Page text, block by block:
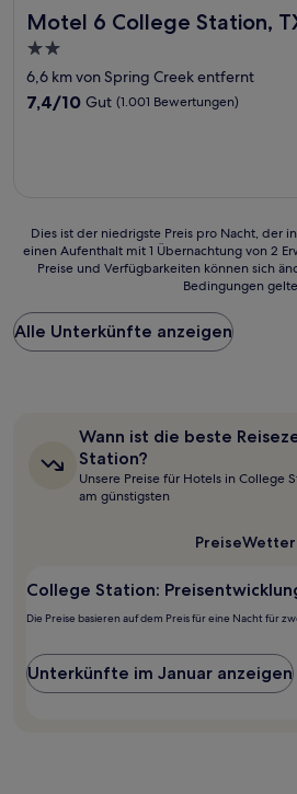
Motel 6 College Station,
Motel 6 College Station, TX -
2.0-
Sterne-
Unterkunft
6,6 km von Spring Creek entfernt
7.4
7,4/10 Gut (1.001 Bewertungen)
Dies
ist
Preis
pro
Nacht,
24 Stunden
2 Erwachsenen
wurde.
und
Verfügbarkeiten
Dies ist der niedrigste Preis pro Nacht, der
einen Aufenthalt mit 1 Übernachtung von 2
Preise und Verfügbarkeiten können sich
Bedingungen
Alle Unterkünfte anzeigen
Wann
ist
die
beste
Reisezeit
Wann ist die beste
Station?
Unsere Preise für Hotels in College
am günstigsten
PreiseWetter
College Station:
Die Preise basieren auf dem Preis für eine Nacht für
Unterkünfte im Januar anzeigen